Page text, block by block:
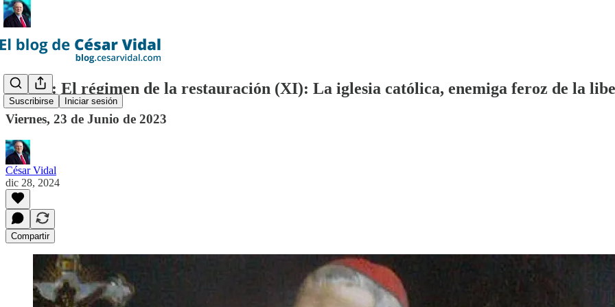
Suscribirse Iniciar sesión
(CXX): El régimen de la restauración (XI): La iglesia católica, enemiga feroz de la
Viernes, 23 de Junio de 2023
César Vidal
dic 28, 2024
Compartir